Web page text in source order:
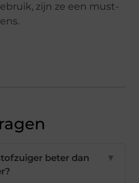
zijn ze een must-
beter dan
▼